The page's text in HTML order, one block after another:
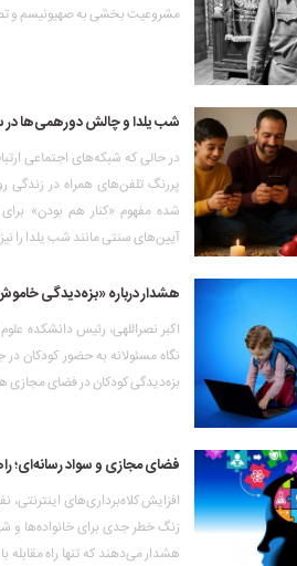
مشروعیت بخشی به صهیونیسم و
شب یلدا و چالش دورهمی‌ها در
در حالی که شبکه‌های اجتماعی
پررنگ تلفن‌های همراه در زندگی
شده مفهوم «کنار هم بودن»
آیین‌های سنتی مانند شب یلدا را
هشدار درباره «بزه‌دیدگی
اکبر نصراللهی، رئیس دانشکده
نگاه مسئولانه به حضور کودکان
بزه‌دیدگی کودکان در فضای مجازی
فضای مجازی و سواد
افزایش کلاه‌برداری‌های
زنگ خطر جدی برای خانواده‌ها و
هشدار می‌دهند که تنها راه مقابله